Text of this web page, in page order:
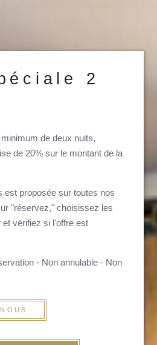
2
de deux nuits,
de 20% sur le montant de la
est proposée sur toutes nos
"réservez," choisissez les
vérifiez si l'offre est
- Non annulable - Non